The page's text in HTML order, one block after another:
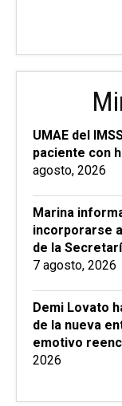
UMAE del
paciente con
agosto, 2026
Marina
incorporarse
de la
7 agosto, 2026
Demi Lovato
de la nueva
emotivo
2026